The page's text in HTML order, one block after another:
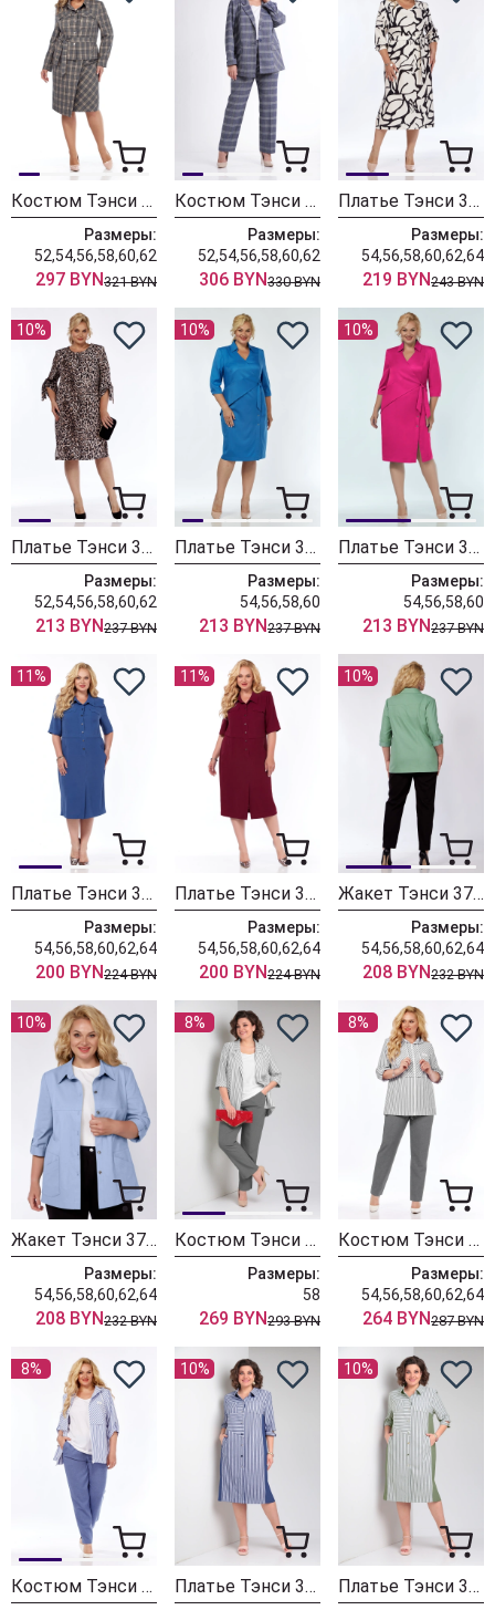
Костюм Тэнси 385
Размеры:
52,54,56,58,60,62
297 BYN321 BYN
Костюм Тэнси 383
Размеры:
52,54,56,58,60,62
306 BYN330 BYN
Платье Тэнси 381
Размеры:
54,56,58,60,62,64
219 BYN243 BYN
10%
Платье Тэнси 382
Размеры:
52,54,56,58,60,62
213 BYN237 BYN
10%
Платье Тэнси 378 голубой
Размеры:
54,56,58,60
213 BYN237 BYN
10%
Платье Тэнси 378 фуксия
Размеры:
54,56,58,60
213 BYN237 BYN
11%
Платье Тэнси 377 джинсовый
Размеры:
54,56,58,60,62,64
200 BYN224 BYN
11%
Платье Тэнси 377 винный
Размеры:
54,56,58,60,62,64
200 BYN224 BYN
10%
Жакет Тэнси 376 оливковый
Размеры:
54,56,58,60,62,64
208 BYN232 BYN
10%
Жакет Тэнси 376 голубой
Размеры:
54,56,58,60,62,64
208 BYN232 BYN
8%
Костюм Тэнси 374 серый+белый
Размеры:
58
269 BYN293 BYN
8%
Костюм Тэнси 375 серый
Размеры:
54,56,58,60,62,64
264 BYN287 BYN
8%
Костюм Тэнси 375 голубой
10%
Платье Тэнси 368 сине-голубой
10%
Платье Тэнси 368 зеленый